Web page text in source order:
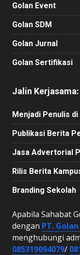
Golan Event
Golan SDM
Golan Jurnal
Golan Sertifikasi
Jalin Kerjasama:
Menjadi Penulis
Publikasi Berita
Jasa Advertorial
Rilis Berita
Branding Sekolah
Apabila Sahabat
dengan PT.
menghubungi
085319094079/